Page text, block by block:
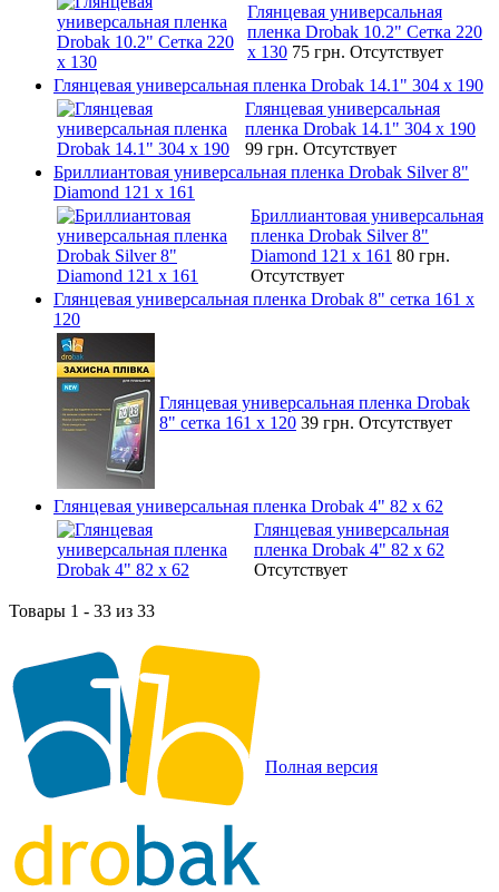
Глянцевая универсальная
пленка Drobak 10.2" Сетка 220
x 130 75 грн. Отсутствует
Глянцевая универсальная пленка Drobak 14.1" 304 х 190
Глянцевая универсальная
пленка Drobak 14.1" 304 х 190
99 грн. Отсутствует
Бриллиантовая универсальная пленка Drobak Silver 8"
Diamond 121 х 161
Бриллиантовая универсальная
пленка Drobak Silver 8"
Diamond 121 х 161 80 грн.
Отсутствует
Глянцевая универсальная пленка Drobak 8" сетка 161 х
120
Глянцевая универсальная пленка Drobak
8" сетка 161 х 120 39 грн. Отсутствует
Глянцевая универсальная пленка Drobak 4" 82 x 62
Глянцевая универсальная
пленка Drobak 4" 82 x 62
Отсутствует
Товары 1 - 33 из 33
Полная версия